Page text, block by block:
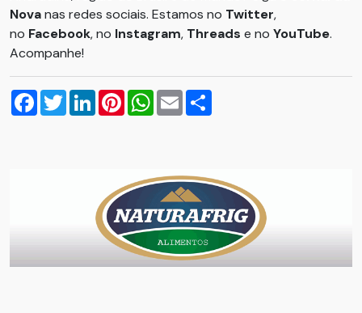
Novanas redes sociais. Estamos no Twitter,
no Facebook, no Instagram, Threads e no YouTube.
Acompanhe!
Facebook
TwitterLinkedInPinterestWhatsApp
Email